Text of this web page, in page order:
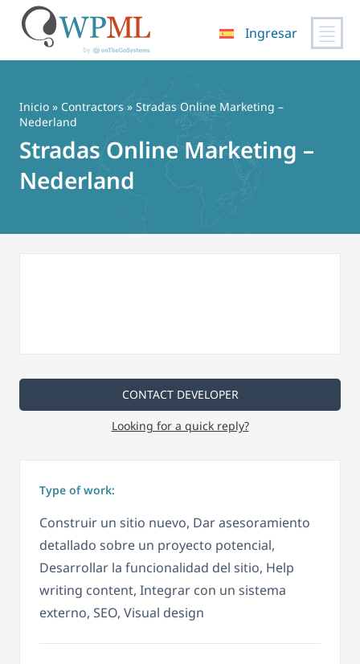
contenido
Ingresar
Inicio » Contractors » Stradas Online Marketing –
Nederland
Stradas Online Marketing –
Nederland
CONTACT DEVELOPER
Looking for a quick reply?
Type of work:
Construir un sitio nuevo, Dar asesoramiento
detallado sobre un proyecto potencial,
Desarrollar la funcionalidad del sitio, Help
writing content, Integrar con un sistema
externo, SEO, Visual design